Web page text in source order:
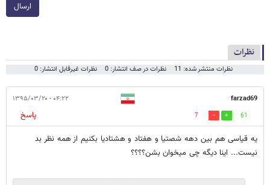
ارسال
نظرات
نظرات منتشر شده: 11 نظرات در صف انتشار: 0 نظرات غیرقابل انتشار: 0
farzad69 ۰۴:۲۲ - ۱۳۹۵/۰۳/۲۰
61
7
پاسخ
یه قیاسی هم بین دهه شصتیا و هفتاد و هشتادیا بکنیم از همه نظر بد
نیست... اینا دیگه چی میخوان بشن؟؟؟؟